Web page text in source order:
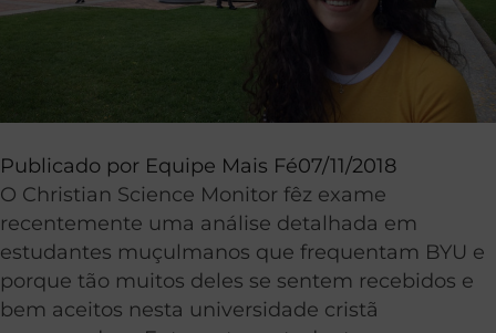
Publicado por Equipe Mais Fé07/11/2018
O Christian Science Monitor fêz exame
recentemente uma análise detalhada em
estudantes muçulmanos que frequentam BYU e
porque tão muitos deles se sentem recebidos e
bem aceitos nesta universidade cristã